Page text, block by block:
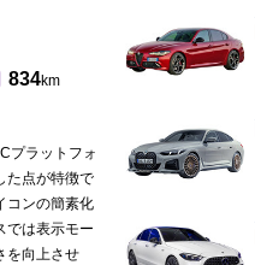
834km
プラットフォ
た点が特徴で
コンの簡素化
では表示モー
を向上させ